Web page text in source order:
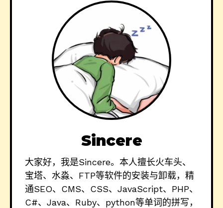
Sincere
大家好，我是Sincere。本人擅长火车头、
宝塔、水淼、FTP等软件的安装与卸载，精
通SEO、CMS、CSS、JavaScript、PHP、
C#、Java、Ruby、python等单词的拼写，